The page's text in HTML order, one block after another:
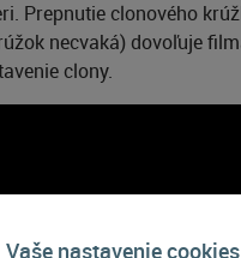
Vaše nastavenie cookies
Prepnutie clonového
necvaká) dovoľuje
clony.